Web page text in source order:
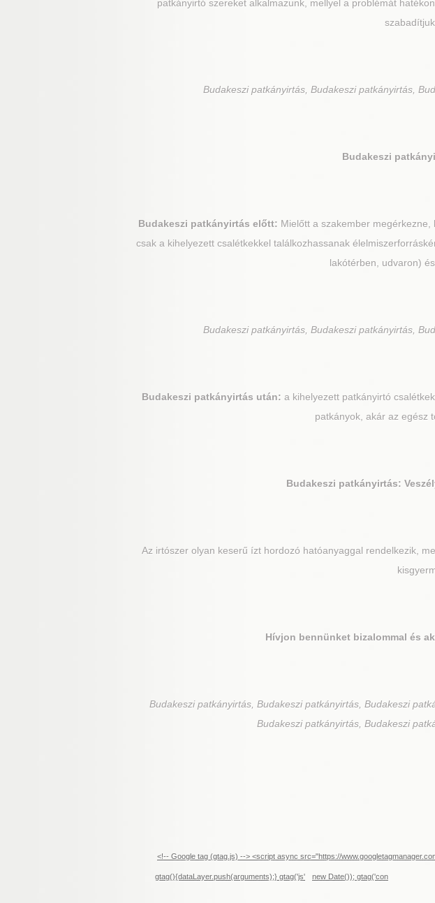
patkányirtó szereket alkalmazunk, mellyel a problémát
Budakeszipatkányirtás, Budakeszi patkányirtás,
Budakeszi
Budakeszi patkányirtás előtt: Mielőtt a szakember
csak a kihelyezett csalétkekkel találkozhassanak
lakótérben, udvaron)
Budakeszipatkányirtás, Budakeszi patkányirtás,
Budakeszi patkányirtás után: a kihelyezett patkányirtó
patkányok, akár az egész
Budakeszi patkányirtás:
Az irtószer olyan keserű ízt hordozó hatóanyaggal rendelkezik,
Hívjon bennünket bizalommal és
Budakeszipatkányirtás, Budakeszi patkányirtás, Budakeszi
Budakeszi patkányirtás, Budakeszi
<!-- Google tag (gtag.js) --> <script async src="https://
gtag(){dataLayer.push(arguments);} gtag('js' new Date()); gtag('con